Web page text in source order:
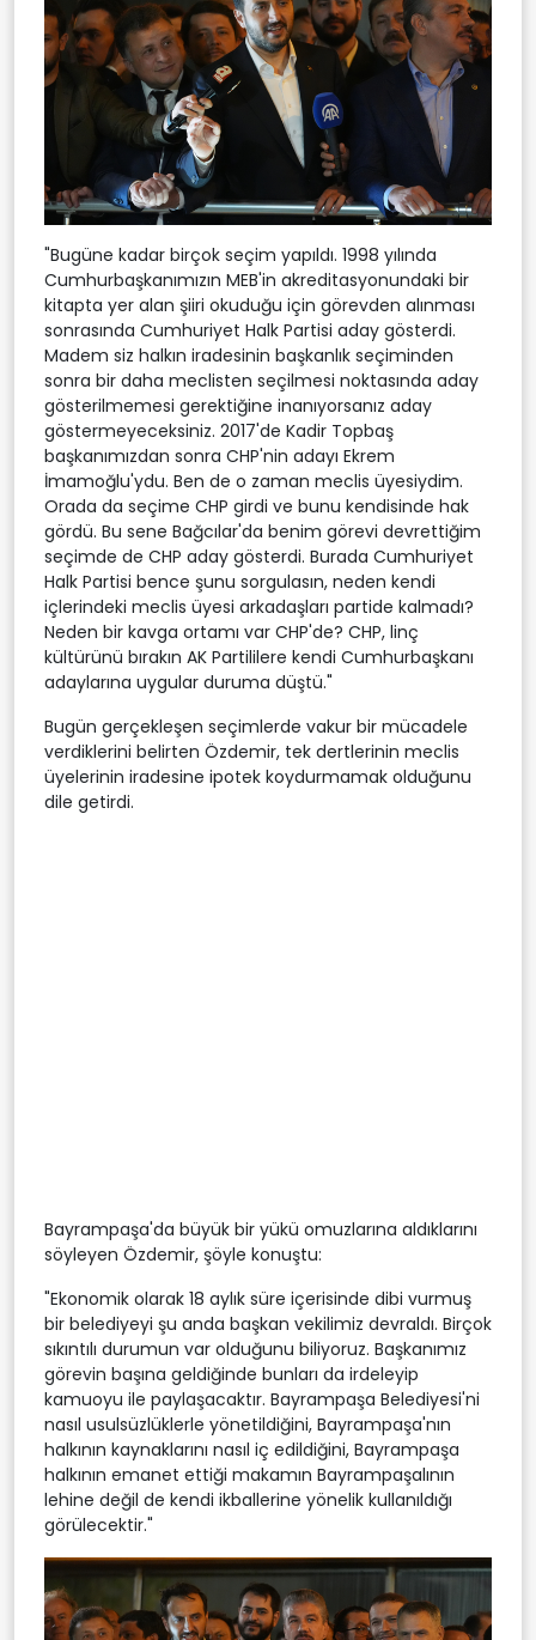
"Bugüne kadar birçok seçim yapıldı. 1998 yılında
Cumhurbaşkanımızın MEB'in akreditasyonundaki bir
kitapta yer alan şiiri okuduğu için görevden alınması
sonrasında Cumhuriyet Halk Partisi aday gösterdi.
Madem siz halkın iradesinin başkanlık seçiminden
sonra bir daha meclisten seçilmesi noktasında aday
gösterilmemesi gerektiğine inanıyorsanız aday
göstermeyeceksiniz. 2017'de Kadir Topbaş
başkanımızdan sonra CHP'nin adayı Ekrem
İmamoğlu'ydu. Ben de o zaman meclis üyesiydim.
Orada da seçime CHP girdi ve bunu kendisinde hak
gördü. Bu sene Bağcılar'da benim görevi devrettiğim
seçimde de CHP aday gösterdi. Burada Cumhuriyet
Halk Partisi bence şunu sorgulasın, neden kendi
içlerindeki meclis üyesi arkadaşları partide kalmadı?
Neden bir kavga ortamı var CHP'de? CHP, linç
kültürünü bırakın AK Partililere kendi Cumhurbaşkanı
adaylarına uygular duruma düştü."
Bugün gerçekleşen seçimlerde vakur bir mücadele
verdiklerini belirten Özdemir, tek dertlerinin meclis
üyelerinin iradesine ipotek koydurmamak olduğunu
dile getirdi.
Bayrampaşa'da büyük bir yükü omuzlarına aldıklarını
söyleyen Özdemir, şöyle konuştu:
"Ekonomik olarak 18 aylık süre içerisinde dibi vurmuş
bir belediyeyi şu anda başkan vekilimiz devraldı. Birçok
sıkıntılı durumun var olduğunu biliyoruz. Başkanımız
görevin başına geldiğinde bunları da irdeleyip
kamuoyu ile paylaşacaktır. Bayrampaşa Belediyesi'ni
nasıl usulsüzlüklerle yönetildiğini, Bayrampaşa'nın
halkının kaynaklarını nasıl iç edildiğini, Bayrampaşa
halkının emanet ettiği makamın Bayrampaşalının
lehine değil de kendi ikballerine yönelik kullanıldığı
görülecektir."